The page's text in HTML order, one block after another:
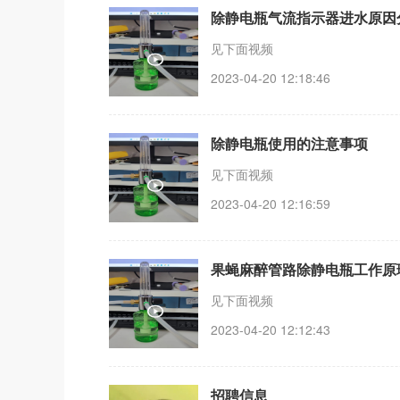
除静电瓶气流指示器进水原
见下面视频
2023-04-20 12:18:46
除静电瓶使用的注意事项
见下面视频
2023-04-20 12:16:59
果蝇麻醉管路除静电瓶工作
见下面视频
2023-04-20 12:12:43
招聘信息